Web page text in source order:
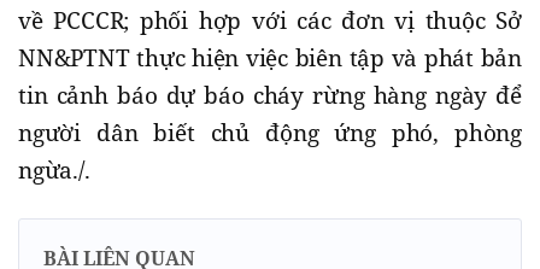
về PCCCR; phối hợp với các đơn vị thuộc Sở
NN&PTNT thực hiện việc biên tập và phát bản
tin cảnh báo dự báo cháy rừng hàng ngày để
người dân biết chủ động ứng phó, phòng
ngừa./.
BÀI LIÊN QUAN